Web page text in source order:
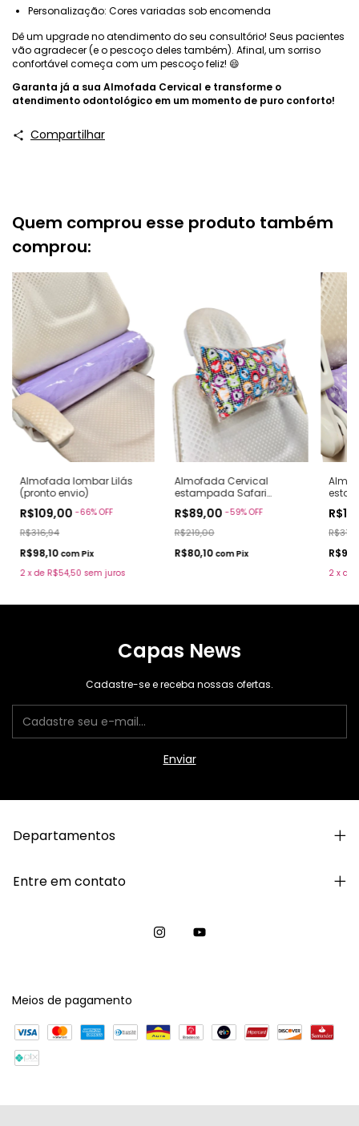
Personalização: Cores variadas sob encomenda
Dê um upgrade no atendimento do seu consultório! Seus pacientes
vão agradecer (e o pescoço deles também). Afinal, um sorriso
confortável começa com um pescoço feliz! 😄
Garanta já a sua Almofada Cervical e transforme o
atendimento odontológico em um momento de puro conforto!
Compartilhar
Quem comprou esse produto também
comprou:
Almofada lombar Lilás
(pronto envio)
R$109,00-66%OFF
R$316,94
R$98,10 comPix
2 xde R$54,50 sem juros
Almofada Cervical
estampada Safari
R$89,00-59%OFF
R$219,00
R$80,10 comPix
2 x de
Capas News
Cadastre-se e receba nossas ofertas.
Departamentos
Entre em contato
Meios de pagamento